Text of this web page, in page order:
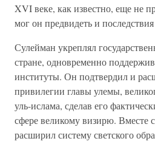
XVI веке, как известно, еще не
мог он предвидеть и
Сулейман укреплял
стране, одновременно
институты. Он подтвердил и
привилегии главы улемы,
уль-ислама, сделав его
сфере великому визирю. Вместе
расширил систему светского